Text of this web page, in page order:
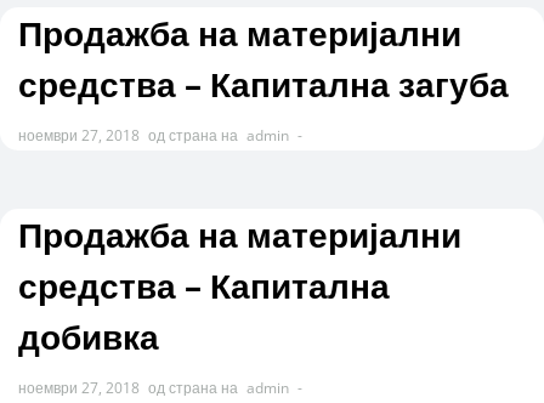
Продажба на материјални
средства – Капитална загуба
ноември 27, 2018 од страна на admin -
Продажба на материјални
средства – Капитална
добивка
ноември 27, 2018 од страна на admin -